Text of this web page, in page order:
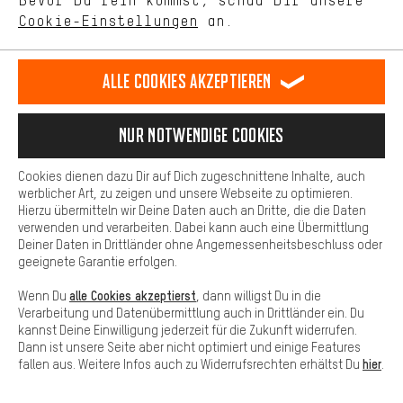
GRÖSSENBERATUNG
WUNSCHBOX
AACHENER COMMUNITY
TEAM
Cookie-Einstellungen an.
unseres Shop-Angebots.
Dein Shopping-Erlebnis wird komfortabler. Mit Komfort-Cookies
stellen wir Verknüpfungen zu Social Media Plattformen her. So
können wir dir weitere nützliche Inhalte und Informationen zur
Verfügung stellen. Zudem hast du die Möglichkeit zusätzliche
Services zu nutzen, die es dir erleichtern die richtigen Produkte zu
finden. Beispielsweise bieten wir eine Chat-Funktion an, damit
Fragen schnell und unkompliziert beantwortet werden können.
Basis
Basis-Cookies gewährleisten, dass Du unsere Webseite
grundsätzlich nutzen kannst.
Alle Cookies akzeptieren
Nur Notwendige Cookies
Cookies dienen dazu Dir auf Dich zugeschnittene Inhalte, auch
werblicher Art, zu zeigen und unsere Webseite zu optimieren.
Hierzu übermitteln wir Deine Daten auch an Dritte, die die Daten
verwenden und verarbeiten. Dabei kann auch eine Übermittlung
Deiner Daten in Drittländer ohne Angemessenheitsbeschluss oder
geeignete Garantie erfolgen.
Wenn Du alle Cookies akzeptierst , dann willigst Du in die
Verarbeitung und Datenübermittlung auch in Drittländer ein. Du
kannst Deine Einwilligung jederzeit für die Zukunft widerrufen.
Dann ist unsere Seite aber nicht optimiert und einige Features
fallen aus. Weitere Infos auch zu Widerrufsrechten erhältst Du hier